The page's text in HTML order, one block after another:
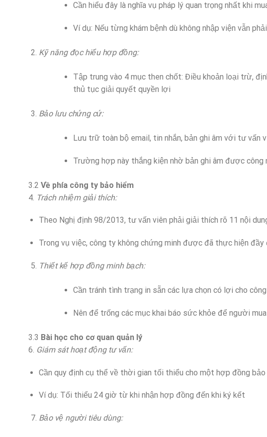
Cần hiểu đây là nghĩa vụ pháp lý quan trọng nhất khi
Ví dụ: Nếu từng khám bệnh dù không nhập viện vẫn
Kỹ năng đọc hiểu hợp đồng:
Tập trung vào 4 mục then chốt: Điều khoản loại trừ,
thủ tục giải quyết quyền lợi
Bảo lưu chứng cứ:
Lưu trữ toàn bộ email, tin nhắn, bản ghi âm với tư vấn
Trường hợp này thắng kiện nhờ bản ghi âm được công
3.2 Về phía công ty bảo hiểm
4. Trách nhiệm giải thích:
Theo Nghị định 98/2013, tư vấn viên phải giải thích rõ 11 nội
Trong vụ việc, công ty không chứng minh được đã thực hiện đầy
Thiết kế hợp đồng minh bạch:
Cần tránh tình trạng in sẵn các lựa chọn có lợi cho
Nên để trống các mục khai báo sức khỏe để người
3.3 Bài học cho cơ quan quản lý
6. Giám sát hoạt động tư vấn:
Cần quy định cụ thể về thời gian tối thiểu cho một hợp đồng bảo
Ví dụ: Tối thiểu 24 giờ từ khi nhận hợp đồng đến khi ký kết
Bảo vệ người tiêu dùng: